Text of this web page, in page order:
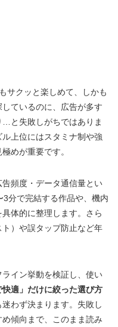
サクッと楽しめて、しかも
ているのに、広告が多す
…と失敗しがちではありま
上位にはスタミナ制や強
めが重要です。
頻度・データ通信量とい
分で完結する作品や、機内
体的に整理します。さら
）や誤タップ防止など年
イン挙動を検証し、使い
快適」だけに絞った選び方
わず決まります。失敗し
傾向まで、このまま読み